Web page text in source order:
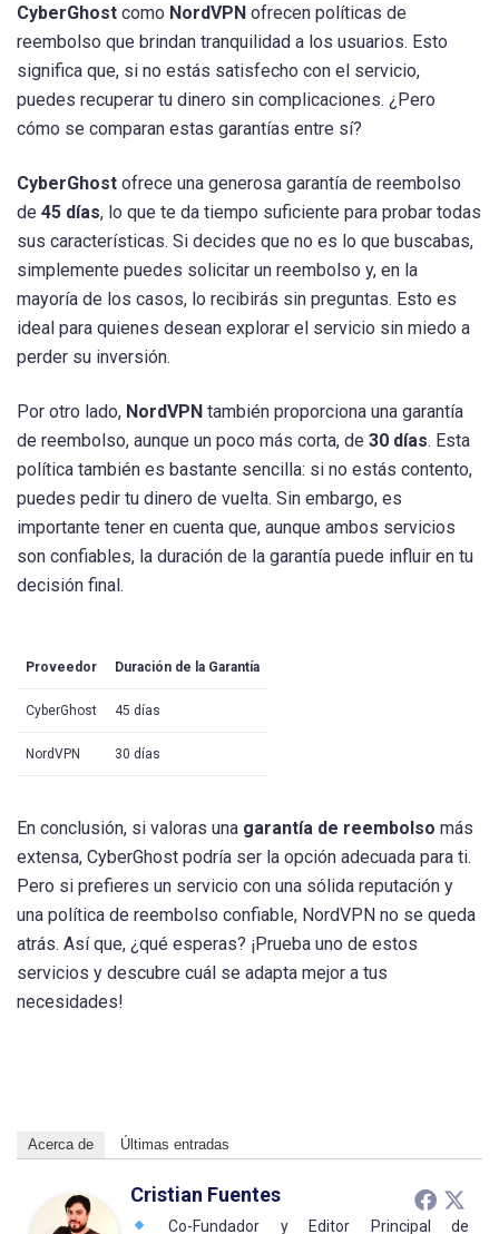
CyberGhost como NordVPN ofrecen políticas de
reembolso que brindan tranquilidad a los usuarios. Esto
significa que, si no estás satisfecho con el servicio,
puedes recuperar tu dinero sin complicaciones. ¿Pero
cómo se comparan estas garantías entre sí?
CyberGhost ofrece una generosa garantía de reembolso
de 45 días, lo que te da tiempo suficiente para probar todas
sus características. Si decides que no es lo que buscabas,
simplemente puedes solicitar un reembolso y, en la
mayoría de los casos, lo recibirás sin preguntas. Esto es
ideal para quienes desean explorar el servicio sin miedo a
perder su inversión.
Por otro lado, NordVPN también proporciona una garantía
de reembolso, aunque un poco más corta, de 30 días. Esta
política también es bastante sencilla: si no estás contento,
puedes pedir tu dinero de vuelta. Sin embargo, es
importante tener en cuenta que, aunque ambos servicios
son confiables, la duración de la garantía puede influir en tu
decisión final.
Proveedor Duración de la Garantía
CyberGhost 45 días
NordVPN 30 días
En conclusión, si valoras una garantía de reembolso más
extensa, CyberGhost podría ser la opción adecuada para ti.
Pero si prefieres un servicio con una sólida reputación y
una política de reembolso confiable, NordVPN no se queda
atrás. Así que, ¿qué esperas? ¡Prueba uno de estos
servicios y descubre cuál se adapta mejor a tus
necesidades!
Acerca de Últimas entradas
Cristian Fuentes
Co-Fundador y Editor Principal de